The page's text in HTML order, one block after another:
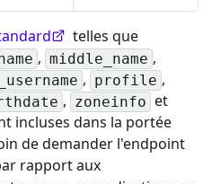
telles que
, middle_name ,
, profile ,
, zoneinfo et
incluses dans la portée
de demander l'endpoint
rapport aux